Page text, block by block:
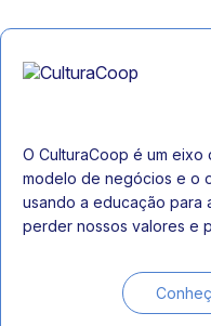
O CulturaCoop é um
modelo de negócios e o
usando a educação para
perder nossos valores e